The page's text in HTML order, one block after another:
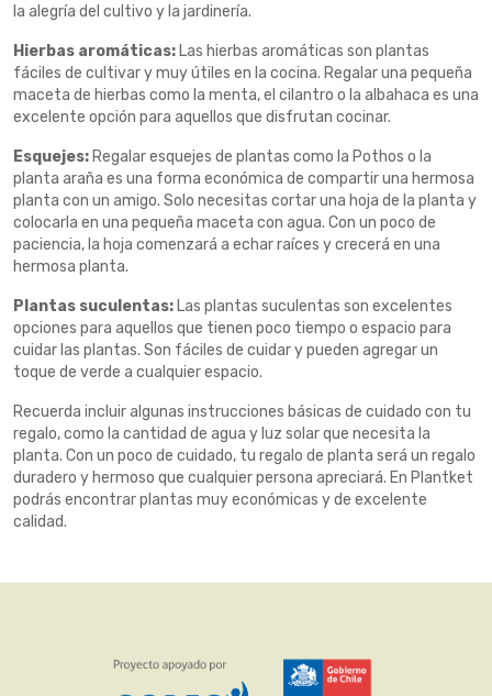
la alegría del cultivo y la jardinería.
Hierbas aromáticas: Las hierbas aromáticas son plantas
fáciles de cultivar y muy útiles en la cocina. Regalar una pequeña
maceta de hierbas como la menta, el cilantro o la albahaca es una
excelente opción para aquellos que disfrutan cocinar.
Esquejes: Regalar esquejes de plantas como la Pothos o la
planta araña es una forma económica de compartir una hermosa
planta con un amigo. Solo necesitas cortar una hoja de la planta y
colocarla en una pequeña maceta con agua. Con un poco de
paciencia, la hoja comenzará a echar raíces y crecerá en una
hermosa planta.
Plantas suculentas: Las plantas suculentas son excelentes
opciones para aquellos que tienen poco tiempo o espacio para
cuidar las plantas. Son fáciles de cuidar y pueden agregar un
toque de verde a cualquier espacio.
Recuerda incluir algunas instrucciones básicas de cuidado con tu
regalo, como la cantidad de agua y luz solar que necesita la
planta. Con un poco de cuidado, tu regalo de planta será un regalo
duradero y hermoso que cualquier persona apreciará. En Plantket
podrás encontrar plantas muy económicas y de excelente
calidad.